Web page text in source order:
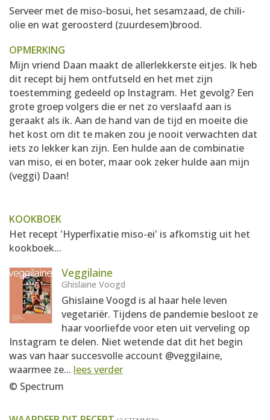
Serveer met de miso-bosui, het sesamzaad, de chili-
olie en wat geroosterd (zuurdesem)brood.
OPMERKING
Mijn vriend Daan maakt de allerlekkerste eitjes. Ik heb
dit recept bij hem ontfutseld en het met zijn
toestemming gedeeld op Instagram. Het gevolg? Een
grote groep volgers die er net zo verslaafd aan is
geraakt als ik. Aan de hand van de tijd en moeite die
het kost om dit te maken zou je nooit verwachten dat
iets zo lekker kan zijn. Een hulde aan de combinatie
van miso, ei en boter, maar ook zeker hulde aan mijn
(veggi) Daan!
KOOKBOEK
Het recept 'Hyperfixatie miso-ei' is afkomstig uit het
kookboek...
Veggilaine
Ghislaine Voogd
Ghislaine Voogd is al haar hele leven
vegetariër. Tijdens de pandemie besloot ze
haar voorliefde voor eten uit verveling op
Instagram te delen. Niet wetende dat dit het begin
was van haar succesvolle account @veggilaine,
waarmee ze... lees verder
© Spectrum